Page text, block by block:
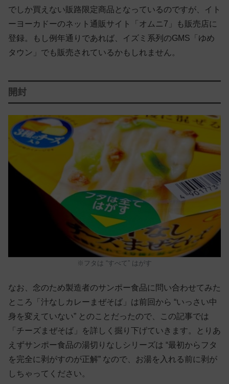
でしか買えない販路限定商品となっているのですが、イト
ーヨーカドーのネット通販サイト「オムニ7」も販売店に
登録。もし例年通りであれば、イズミ系列のGMS「ゆめ
タウン」でも販売されているかもしれません。
開封
※フタは “すべて” はがす
なお、念のため製造者のサンポー食品に問い合わせてみた
ところ「汁なしカレーまぜそば」は前回から “いっさい中
身を変えていない” とのことだったので、この記事では
「チーズまぜそば」を詳しく掘り下げていきます。とりあ
えずサンポー食品の湯切りなしシリーズは “最初からフタ
を完全に剥がすのが正解” なので、お湯を入れる前に剥が
しちゃってください。